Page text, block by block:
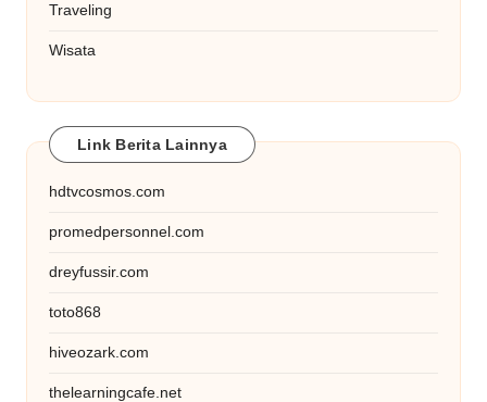
Traveling
Wisata
Link Berita Lainnya
hdtvcosmos.com
promedpersonnel.com
dreyfussir.com
toto868
hiveozark.com
thelearningcafe.net